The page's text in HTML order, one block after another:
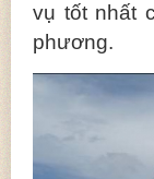
vụ tốt nhất
phương.